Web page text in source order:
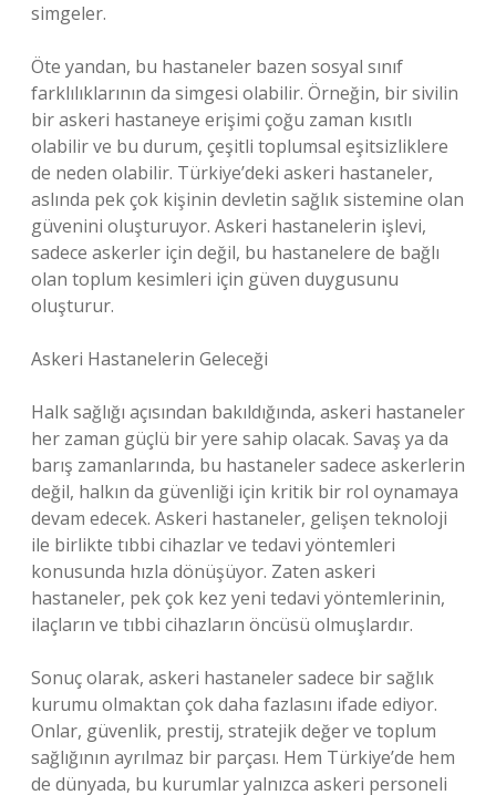
simgeler.
Öte yandan, bu hastaneler bazen sosyal sınıf
farklılıklarının da simgesi olabilir. Örneğin, bir sivilin
bir askeri hastaneye erişimi çoğu zaman kısıtlı
olabilir ve bu durum, çeşitli toplumsal eşitsizliklere
de neden olabilir. Türkiye’deki askeri hastaneler,
aslında pek çok kişinin devletin sağlık sistemine olan
güvenini oluşturuyor. Askeri hastanelerin işlevi,
sadece askerler için değil, bu hastanelere de bağlı
olan toplum kesimleri için güven duygusunu
oluşturur.
Askeri Hastanelerin Geleceği
Halk sağlığı açısından bakıldığında, askeri hastaneler
her zaman güçlü bir yere sahip olacak. Savaş ya da
barış zamanlarında, bu hastaneler sadece askerlerin
değil, halkın da güvenliği için kritik bir rol oynamaya
devam edecek. Askeri hastaneler, gelişen teknoloji
ile birlikte tıbbi cihazlar ve tedavi yöntemleri
konusunda hızla dönüşüyor. Zaten askeri
hastaneler, pek çok kez yeni tedavi yöntemlerinin,
ilaçların ve tıbbi cihazların öncüsü olmuşlardır.
Sonuç olarak, askeri hastaneler sadece bir sağlık
kurumu olmaktan çok daha fazlasını ifade ediyor.
Onlar, güvenlik, prestij, stratejik değer ve toplum
sağlığının ayrılmaz bir parçası. Hem Türkiye’de hem
de dünyada, bu kurumlar yalnızca askeri personeli